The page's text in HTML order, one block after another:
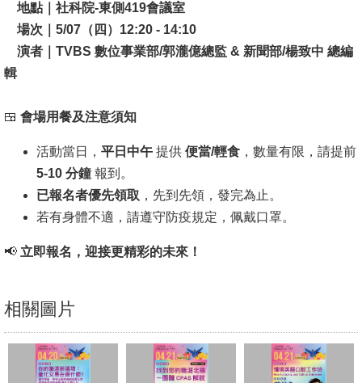
地點｜社科院-東側419會議室
場次｜5/07（四）12:20 - 14:10
演者｜TVBS 數位事業部/郭瀧億總監 & 新聞部/楊致中 總編
輯
🍱 會場用餐及注意須知
活動當日， 平日中午 提供 便當/輕食 ，數量有限，請提前
5-10 分鐘報到。
已報名者優先領取 ，先到先領，發完為止。
若有身體不適，請遵守防疫規定，佩戴口罩。
📢 立即報名，迎接更精彩的未來！
相關圖片